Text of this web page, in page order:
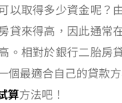
以取得多少資金呢？
貸來得高，因此通常
。相對於銀行二胎房
個最適合自己的貸款
算方法吧！